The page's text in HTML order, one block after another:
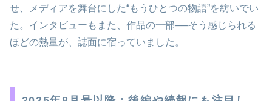
せ、メディアを舞台にした“もうひとつの物語”を紡いでい
た。インタビューもまた、作品の一部──そう感じられる
ほどの熱量が、誌面に宿っていました。